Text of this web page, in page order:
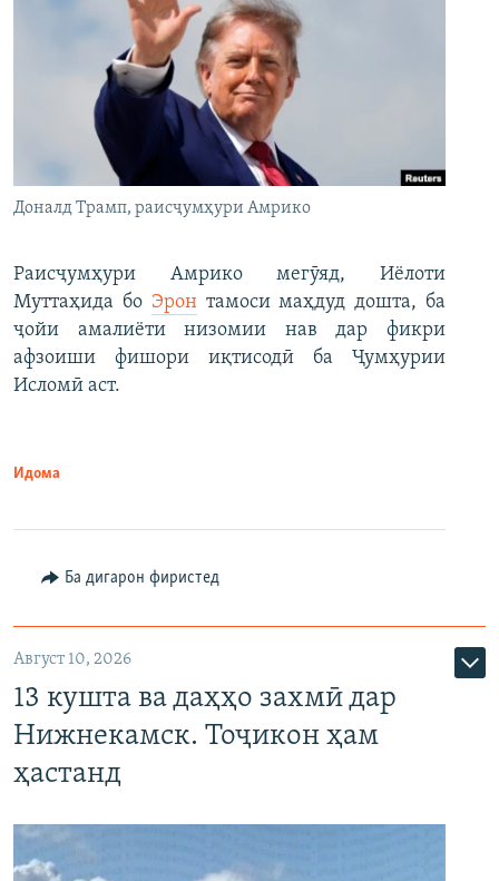
Доналд Трамп, раисҷумҳури Амрико
Раисҷумҳури Амрико мегӯяд, Иёлоти
Муттаҳида бо Эронтамоси маҳдуд дошта, ба
ҷойи амалиёти низомии нав дар фикри
афзоиши фишори иқтисодӣ ба Ҷумҳурии
Исломӣ аст.
Идома
Ба дигарон фиристед
Август 10, 2026
13 кушта ва даҳҳо захмӣ дар
Нижнекамск. Тоҷикон ҳам
ҳастанд